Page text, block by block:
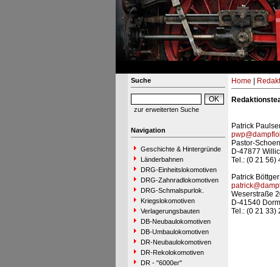
Suche
zur erweiterten Suche
Navigation
Geschichte & Hintergründe
Länderbahnen
DRG-Einheitslokomotiven
DRG-Zahnradlokomotiven
DRG-Schmalspurlok.
Kriegslokomotiven
Verlagerungsbauten
DB-Neubaulokomotiven
DB-Umbaulokomotiven
DR-Neubaulokomotiven
DR-Rekolokomotiven
DR - "6000er"
Home
Patrick
Pastor-
D-47877
Tel.: (0 21 56)
Patrick
Weserstraße
D-41540
Tel.: (0 21 33)